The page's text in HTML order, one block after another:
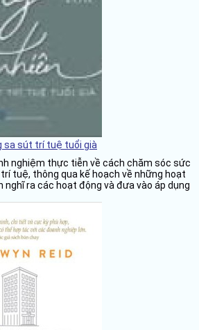
sa sút trí tuệ tuổi già
nghiệm thực tiễn về cách chăm sóc sức
tuệ, thông qua kế hoạch về những hoạt
nghĩ ra các hoạt động và đưa vào áp dụng